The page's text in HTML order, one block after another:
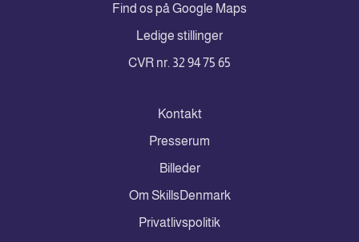
Find os på Google Maps
Ledige stillinger
CVR nr. 32 94 75 65
Kontakt
Presserum
Billeder
Om SkillsDenmark
Privatlivspolitik